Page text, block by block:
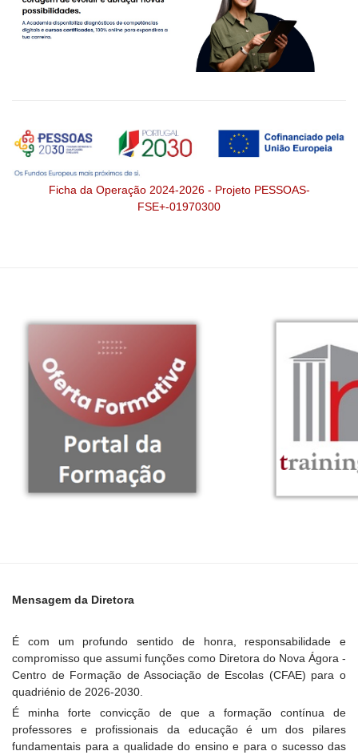
Ficha da Operação 2024-2026 - Projeto PESSOAS-
FSE+-01970300
Mensagem da Diretora
É com um profundo sentido de honra, responsabilidade e
compromisso que assumi funções como Diretora do Nova Ágora -
Centro de Formação de Associação de Escolas (CFAE) para o
quadriénio de 2026-2030.
É minha forte convicção de que a formação contínua de
professores e profissionais da educação é um dos pilares
fundamentais para a qualidade do ensino e para o sucesso das